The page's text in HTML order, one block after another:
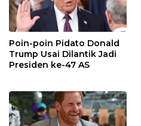
Poin-poin Pidato Donald
Trump Usai Dilantik Jadi
Presiden ke-47 AS